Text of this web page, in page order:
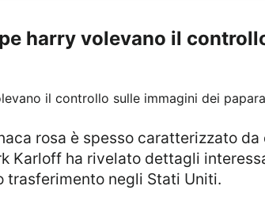
harry volevano il
Karloff ha rivelato dettagli
trasferimento negli Stati Uniti.